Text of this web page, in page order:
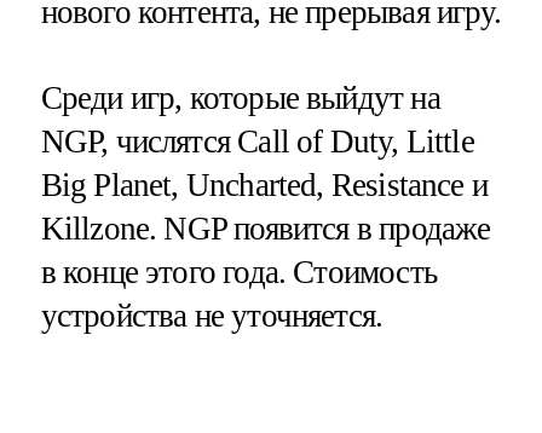
нового контента, не прерывая игру.
Среди игр, которые выйдут на
NGP, числятся Call of Duty, Little
Big Planet, Uncharted, Resistance и
Killzone. NGPпоявится в продаже
в конце этого года. Стоимость
устройства не уточняется.